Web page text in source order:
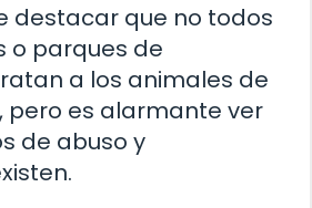
destacar que no todos
o parques de
a los animales de
pero es alarmante ver
de abuso y